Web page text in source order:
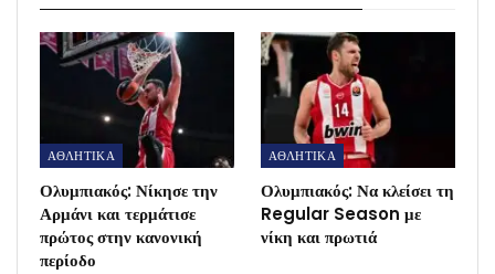
ΑΘΛΗΤΙΚΑ
Ολυμπιακός: Νίκησε την
Αρμάνι και τερμάτισε
πρώτος στην κανονική
περίοδο
ΑΘΛΗΤΙΚΑ
Ολυμπιακός: Να κλείσει τη
Regular Season με
νίκη και πρωτιά